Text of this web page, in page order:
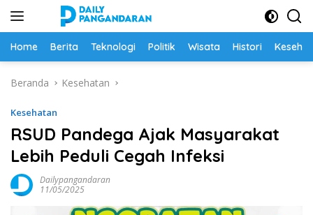
Home Berita Teknologi Politik Wisata Histori
Beranda Kesehatan
Kesehatan
RSUD Pandega Ajak Masyarakat
Lebih Peduli Cegah Infeksi
Dailypangandaran
11/05/2025